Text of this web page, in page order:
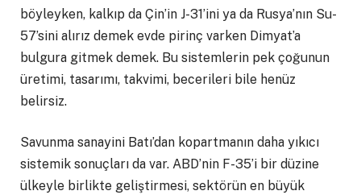
böyleyken, kalkıp da Çin’in J-31’ini ya da Rusya’nın Su-
57’sini alırız demek evde pirinç varken Dimyat’a
bulgura gitmek demek. Bu sistemlerin pek çoğunun
üretimi, tasarımı, takvimi, becerileri bile henüz
belirsiz.
Savunma sanayini Batı’dan kopartmanın daha yıkıcı
sistemik sonuçları da var. ABD’nin F-35’i bir düzine
ülkeyle birlikte geliştirmesi, sektörün en büyük